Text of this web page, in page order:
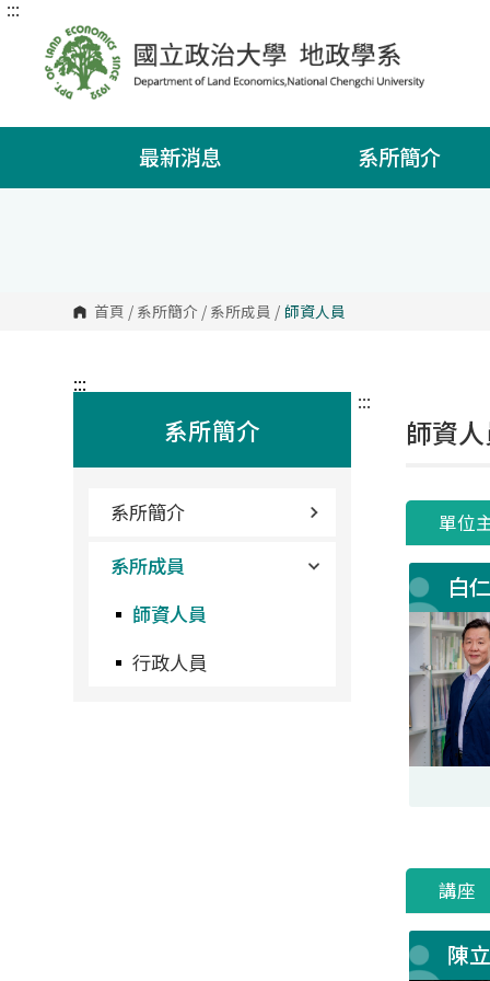
跳
塊
:::
最新消息 系所簡介
首頁 / 系所簡介 / 系所成員 / 師資人員
:::
系所簡介
系所簡介
系所成員
師資人員
行政人員
:::
師資
單位
白
講座
陳